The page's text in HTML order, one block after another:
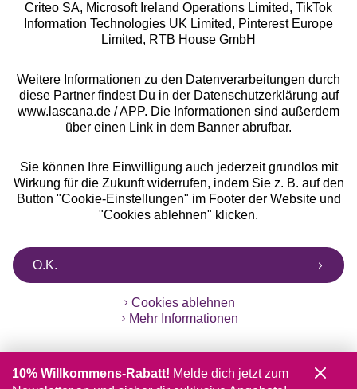
Alle Preise inkl. MwSt., zzgl.
Versandkosten
** Bonität vorausgesetzt, berechtigt zur Bonitätsprüfung
Criteo SA, Microsoft Ireland Operations Limited, TikTok
Information Technologies UK Limited, Pinterest Europe
Limited, RTB House GmbH
Weitere Informationen zu den Datenverarbeitungen durch
diese Partner findest Du in der Datenschutzerklärung auf
www.lascana.de / APP. Die Informationen sind außerdem
über einen Link in dem Banner abrufbar.
Sie können Ihre Einwilligung auch jederzeit grundlos mit
Wirkung für die Zukunft widerrufen, indem Sie z. B. auf den
Button "Cookie-Einstellungen" im Footer der Website und
"Cookies ablehnen" klicken.
O.K.
Cookies ablehnen
Mehr Informationen
10% Willkommens-Rabatt! Melde dich jetzt zum